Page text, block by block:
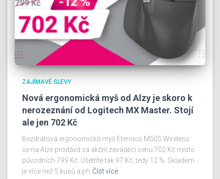
ZAJÍMAVÉ SLEVY
Nová ergonomická myš od Alzy je skoro k
nerozeznání od Logitech MX Master. Stojí
ale jen 702 Kč
Bezdrátová ergonomická myš Eternico M505 Wireless
se na Alze prodává za akční zaváděcí cenu 702 Kč místo
původních 799 Kč. Ušetříte tak 97 Kč, tedy 12 %. Skladem
je více než 5 kusů a při Číst více